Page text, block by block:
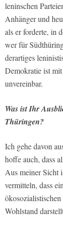
leninschen
Anhänger und
als er forderte, in
wer für
derartiges
Demokratie ist
unvereinbar.
Was ist Ihr
Thüringen?
Ich gehe davon
hoffe auch, dass
Aus meiner Sicht
vermitteln, dass
Wohlstand